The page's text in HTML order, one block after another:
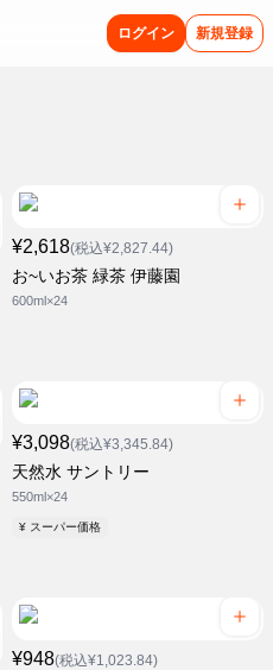
ログイン 新規登録
¥2,618(税込¥2,827.44)
お~いお茶 緑茶 伊藤園
600ml×24
¥3,098(税込¥3,345.84)
天然水 サントリー
550ml×24
¥ スーパー価格
¥948(税込¥1,023.84)